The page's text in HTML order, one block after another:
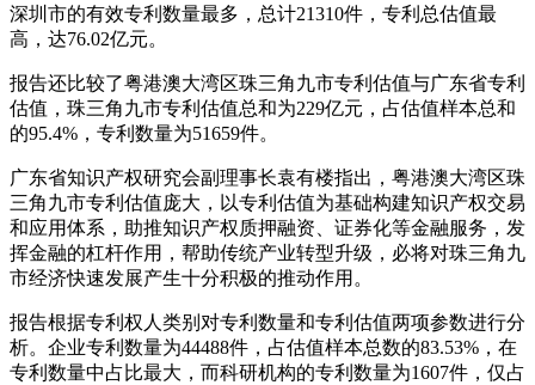
深圳市的有效专利数量最多，总计21310件，专利总估值最
高，达76.02亿元。
报告还比较了粤港澳大湾区珠三角九市专利估值与广东省专利
估值，珠三角九市专利估值总和为229亿元，占估值样本总和
的95.4%，专利数量为51659件。
广东省知识产权研究会副理事长袁有楼指出，粤港澳大湾区珠
三角九市专利估值庞大，以专利估值为基础构建知识产权交易
和应用体系，助推知识产权质押融资、证券化等金融服务，发
挥金融的杠杆作用，帮助传统产业转型升级，必将对珠三角九
市经济快速发展产生十分积极的推动作用。
报告根据专利权人类别对专利数量和专利估值两项参数进行分
析。企业专利数量为44488件，占估值样本总数的83.53%，在
专利数量中占比最大，而科研机构的专利数量为1607件，仅占